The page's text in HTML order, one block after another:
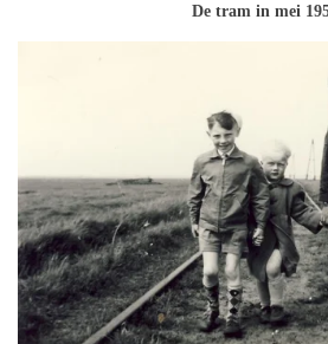
De tram in mei